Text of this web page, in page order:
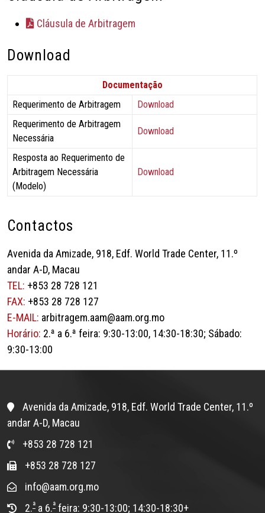
Cláusula de Arbitragem
Download
Documentação
Requerimento de Arbitragem
Download
Requerimento de Arbitragem
Necessária
Download
Resposta ao Requerimento de
Arbitragem Necessária
(Modelo)
Download
Contactos
Avenida da Amizade, 918, Edf. World Trade Center, 11.º
andar A-D, Macau
TEL: +853 28 728 121
FAX: +853 28 728 127
E-MAIL: arbitragem.aam@aam.org.mo
Horário: 2.ª a 6.ª feira: 9:30-13:00, 14:30-18:30; Sábado:
9:30-13:00
Avenida da Amizade, 918, Edf. World Trade Center, 11.º
andar A-D, Macau
+853 28 728 121
+853 28 728 127
info@aam.org.mo
2.ª a 6.ª feira: 9:30-13:00; 14:30-18:30+